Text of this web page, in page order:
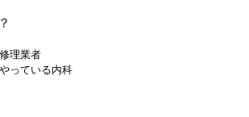
理業者
っている内科